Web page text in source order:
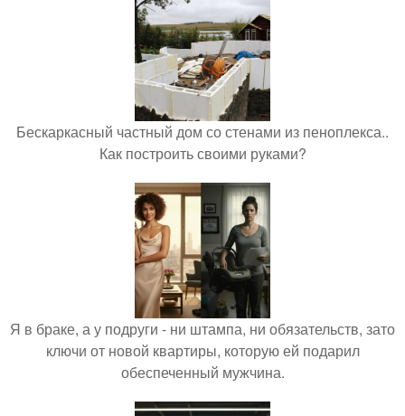
Бескаркасный частный дом со стенами из пеноплекса..
Как построить своими руками?
Я в браке, а у подруги - ни штампа, ни обязательств, зато
ключи от новой квартиры, которую ей подарил
обеспеченный мужчина.